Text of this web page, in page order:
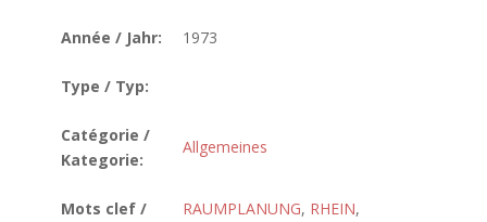
Année / Jahr: 1973
Type / Typ:
Catégorie /
Kategorie:
Allgemeines
Mots clef / RAUMPLANUNG, RHEIN,